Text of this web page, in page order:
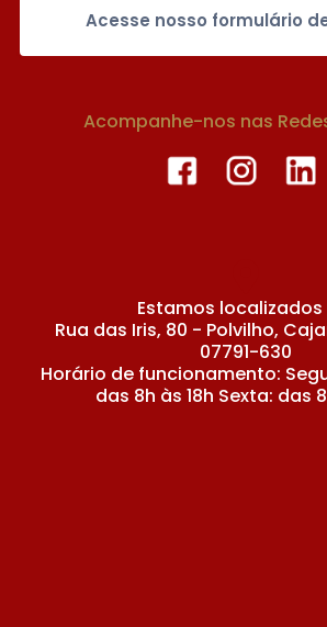
Acesse nosso formulário
Acompanhe-nos nas
Estamos localizados
Rua das Iris, 80 - Polvilho,
07791-630
Horário de funcionamento:
das 8h às 18h Sexta: das